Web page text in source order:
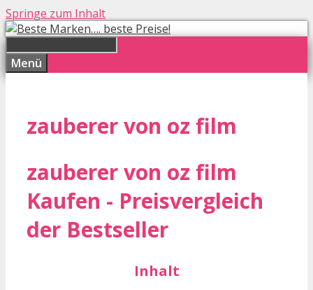
Springe zum Inhalt
Menü
zauberer von oz film
zauberer von oz film
Kaufen - Preisvergleich
der Bestseller
Inhalt